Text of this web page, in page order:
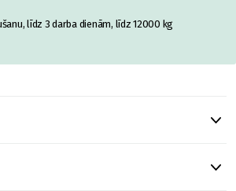
līdz 3 darba dienām, līdz 12000 kg